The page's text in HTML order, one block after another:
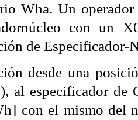
Wha. Un
con un
de Especificador-
desde una
al especificador de
con el mismo del